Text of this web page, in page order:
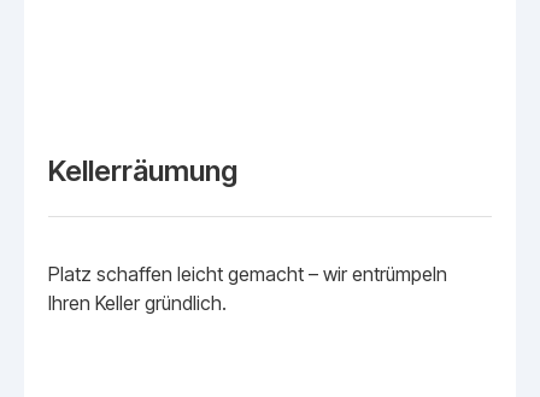
Kellerräumung
Platz schaffen leicht gemacht – wir entrümpeln
Ihren Keller gründlich.